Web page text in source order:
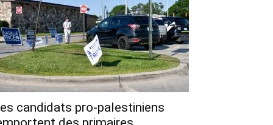
candidats pro-palestiniens